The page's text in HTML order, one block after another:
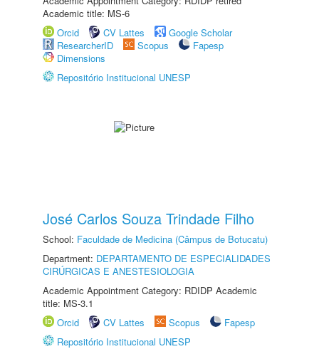
Academic title: MS-6
Orcid
CV Lattes
Google Scholar
ResearcherID
Scopus
Fapesp
Dimensions
Repositório Institucional UNESP
José Carlos Souza Trindade Filho
School: Faculdade de Medicina (Câmpus de Botucatu)
Department: DEPARTAMENTO DE ESPECIALIDADES
CIRÚRGICAS E ANESTESIOLOGIA
Academic Appointment Category: RDIDP Academic
title: MS-3.1
Orcid
CV Lattes Scopus
Fapesp
Repositório Institucional UNESP